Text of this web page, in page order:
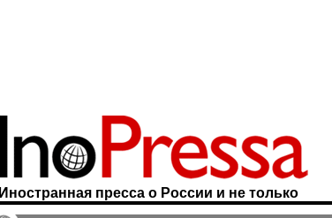
Иностранная пресса о России и не только